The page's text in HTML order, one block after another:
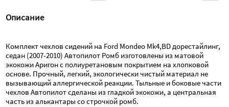
Описание
Комплект чехлов сидений на Ford Mondeo Mk4,BD дорестайлинг,
седан (2007-2010) Автопилот Ромб изготовлены из матовой
экокожи Аригон с полиуретановым покрытием на хлопковой
основе. Прочный, легкий, экологически чистый материал не
вызывающий аллергической реакции. Тыльные и боковые части
чехлов Автопилот сделаны из гладкой экокожи, а центральная
часть из алькантары со строчкой ромб.